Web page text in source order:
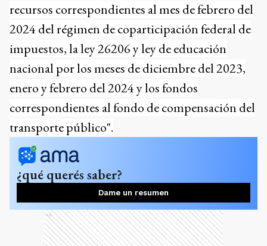
recursos correspondientes al mes de febrero del
2024 del régimen de coparticipación federal de
impuestos, la ley 26206 y ley de educación
nacional por los meses de diciembre del 2023,
enero y febrero del 2024 y los fondos
correspondientes al fondo de compensación del
transporte público".
¿qué querés saber?
Dame un resumen
Ads